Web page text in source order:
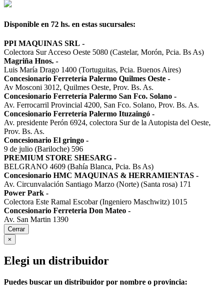
Disponible en 72 hs. en estas sucursales:
PPI MAQUINAS SRL -
Colectora Sur Acceso Oeste 5080 (Castelar, Morón, Pcia. Bs As)
Magriña Hnos. -
Luis María Drago 1400 (Tortuguitas, Pcia. Buenos Aires)
Concesionario Ferretería Palermo Quilmes Oeste -
Av Mosconi 3012, Quilmes Oeste, Prov. Bs. As.
Concesionario Ferretería Palermo San Fco. Solano -
Av. Ferrocarril Provincial 4200, San Fco. Solano, Prov. Bs. As.
Concesionario Ferretería Palermo Ituzaingó -
Av. presidente Perón 6924, colectora Sur de la Autopista del Oeste,
Prov. Bs. As.
Concesionario El gringo -
9 de julio (Bariloche) 596
PREMIUM STORE SHESARG -
BELGRANO 4609 (Bahía Blanca, Pcia. Bs As)
Concesionario HMC MAQUINAS & HERRAMIENTAS -
Av. Circunvalación Santiago Marzo (Norte) (Santa rosa) 171
Power Park -
Colectora Este Ramal Escobar (Ingeniero Maschwitz) 1015
Concesionario Ferreteria Don Mateo -
Av. San Martin 1390
Cerrar
×
Elegi un distribuidor
Puedes buscar un distribuidor por nombre o provincia: